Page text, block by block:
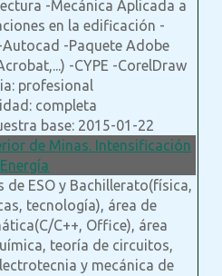
-Mecánica Aplicada a
en la edificación -
-Paquete Adobe
-CYPE -CorelDraw
profesional
completa
base: 2015-01-22
de Minas. Intensificación
de ESO y Bachillerato(física,
tecnología), área de
C++, Office), área
teoría de circuitos,
y mecánica de